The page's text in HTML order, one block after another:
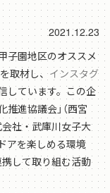
2021.12.23
子園地区のオススメ
取材し、インスタグ
しています。この企
進協議会」（西宮
社・武庫川女子大
アを楽しめる環境
して取り組む活動